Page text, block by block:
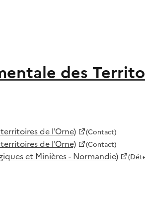
des
de l'Orne)
(Contact)
de l'Orne) (Contact)
et Minières - Normandie)